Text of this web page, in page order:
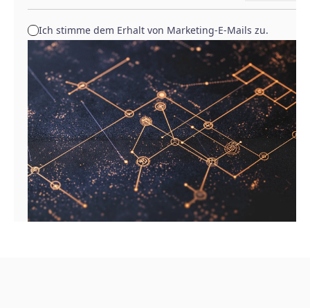
Ich stimme dem Erhalt von Marketing-E-Mails zu.